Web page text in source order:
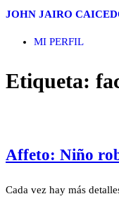
Saltar
contenido
JOHN JAIRO
MI PERFIL
Etiqueta:
Affeto: Niño
Cada vez hay más